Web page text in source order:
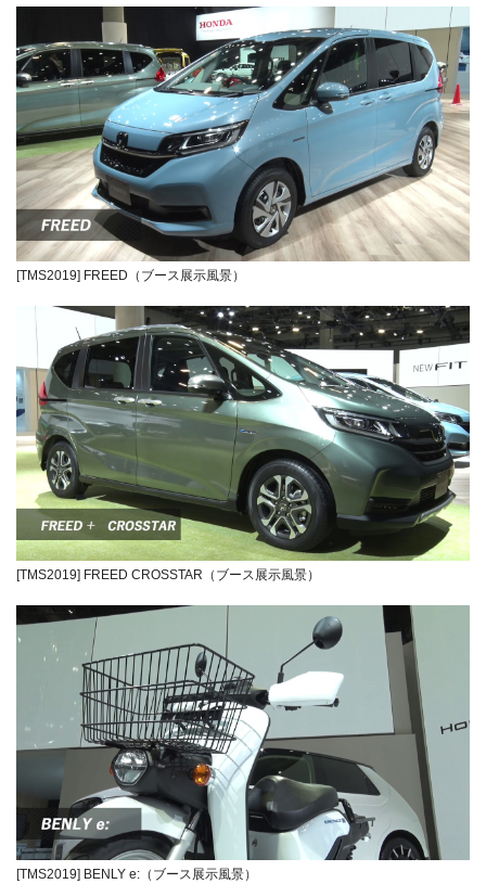
[TMS2019] FREED（ブース展示風景）
[TMS2019] FREED CROSSTAR（ブース展示風景）
[TMS2019] BENLY e:（ブース展示風景）